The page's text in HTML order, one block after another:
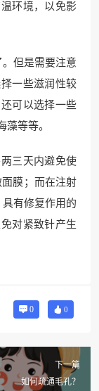
环境，以免影
但是需要注意
一些滋润性较
可以选择一些
等等。
三天内避免使
膜；而在注射
有修复作用的
对紧致针产生
0 0
下一篇
如何疏通毛孔？